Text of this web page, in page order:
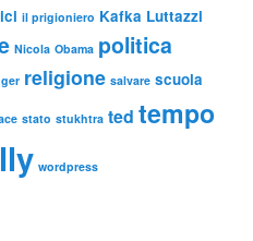
il prigioniero Kafka Luttazzi
Nicola Obama politica
religione salvare scuola
stato stukhtra ted tempo
wordpress